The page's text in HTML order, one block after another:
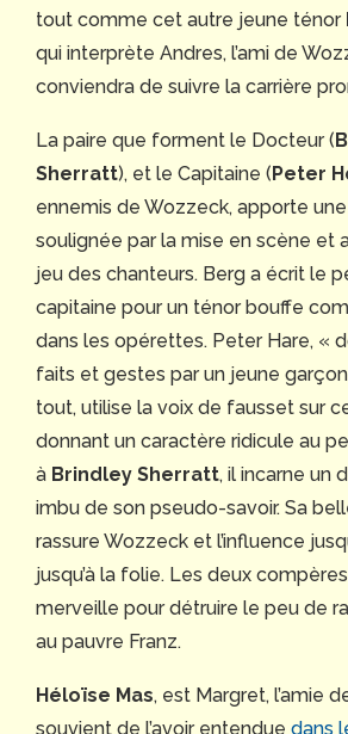
tout comme cet autre jeune ténor
qui interprète Andres, l’ami de
conviendra de suivre la carrière
La paire que forment le Docteur (
Sherratt), et le Capitaine ( Peter
ennemis de Wozzeck, apporte
soulignée par la mise en scène et
jeu des chanteurs. Berg a écrit le
capitaine pour un ténor bouffe
dans les opérettes. Peter Hare, «
faits et gestes par un jeune garçon
tout, utilise la voix de fausset sur
donnant un caractère ridicule au
à Brindley Sherratt, il incarne un
imbu de son pseudo-savoir. Sa
rassure Wozzeck et l’influence
jusqu’à la folie. Les deux
merveille pour détruire le peu de
au pauvre Franz.
Héloïse Mas, est Margret, l’amie
souvient de l’avoir entendue dans